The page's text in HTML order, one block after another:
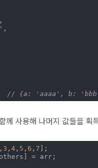
,
,
// {a: 'aaaa', b:
사용해 나머지 값들을 획
, 3 , 4, 5 , 6 , 7
= arr;